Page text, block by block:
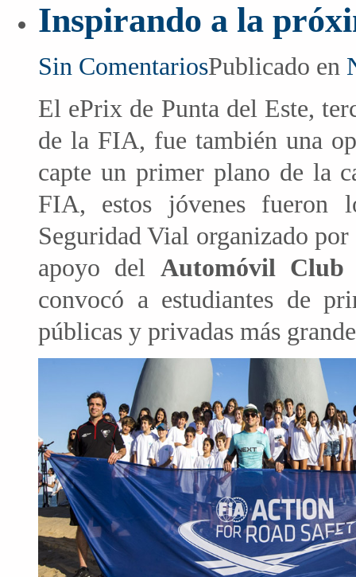
Inspirando a la
Sin ComentariosPublicado en
El ePrix de Punta del Este,
de la FIA, fue también una
capte un primer plano de la
FIA, estos jóvenes fueron
Seguridad Vial organizado
apoyo del Automóvil
convocó a estudiantes de
públicas y privadas más